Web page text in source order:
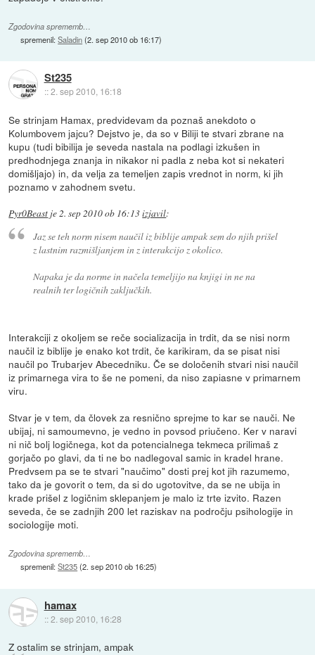
Zgodovina sprememb…
spremenil:Saladin(2. sep 2010 ob 16:17)
St235
::2. sep 2010, 16:18
Se strinjam Hamax, predvidevam da poznaš anekdoto o
Kolumbovem jajcu? Dejstvo je, da so v Biliji te stvari zbrane na
kupu (tudi bibilija je seveda nastala na podlagi izkušen in
predhodnjega znanja in nikakor ni padla z neba kot si nekateri
domišljajo) in, da velja za temeljen zapis vrednot in norm, ki jih
poznamo v zahodnem svetu.
Pyr0Beast je2. sep 2010 ob 16:13izjavil:
Jaz se teh norm nisem naučil iz biblije ampak sem do njih prišel
z lastnim razmišljanjem in z interakcijo z okolico.
Napaka je da norme in načela temeljijo na knjigi in ne na
realnih ter logičnih zaključkih.
Interakciji z okoljem se reče socializacija in trdit, da se nisi norm
naučil iz biblije je enako kot trdit, če karikiram, da se pisat nisi
naučil po Trubarjev Abecedniku. Če se določenih stvari nisi naučil
iz primarnega vira to še ne pomeni, da niso zapiasne v primarnem
viru.
Stvar je v tem, da človek za resnično sprejme to kar se nauči. Ne
ubijaj, ni samoumevno, je vedno in povsod priučeno. Ker v naravi
ni nič bolj logičnega, kot da potencialnega tekmeca prilimaš z
gorjačo po glavi, da ti ne bo nadlegoval samic in kradel hrane.
Predvsem pa se te stvari "naučimo" dosti prej kot jih razumemo,
tako da je govorit o tem, da si do ugotovitve, da se ne ubija in
krade prišel z logičnim sklepanjem je malo iz trte izvito. Razen
seveda, če se zadnjih 200 let raziskav na področju psihologije in
sociologije moti.
Zgodovina sprememb…
spremenil:St235(2. sep 2010 ob 16:25)
hamax
::2. sep 2010, 16:28
Z ostalim se strinjam, ampak